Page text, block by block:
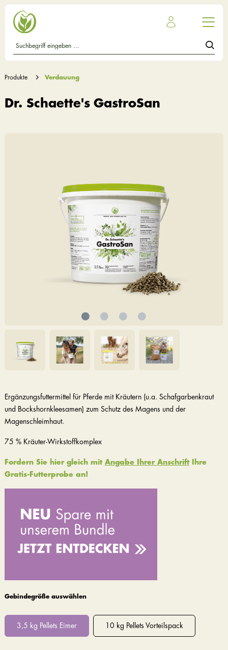
Produkte Verdauung
Dr. Schaette's GastroSan
Ergänzungsfuttermittel für Pferde mit Kräutern (u.a. Schafgarbenkraut
und Bockshornkleesamen) zum Schutz des Magens und der
Magenschleimhaut.
75 % Kräuter-Wirkstoffkomplex
Fordern Sie hier gleich mit Angabe Ihrer AnschriftIhre
Gratis-Futterprobe an!
Gebindegröße auswählen
3,5 kg Pellets Eimer 10 kg Pellets Vorteilspack